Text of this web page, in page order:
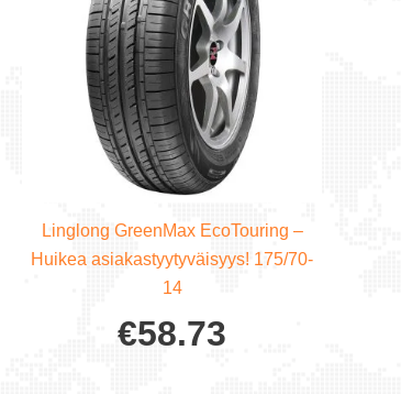
Linglong GreenMax EcoTouring –
Huikea asiakastyytyväisyys! 175/70-
14
€58.73